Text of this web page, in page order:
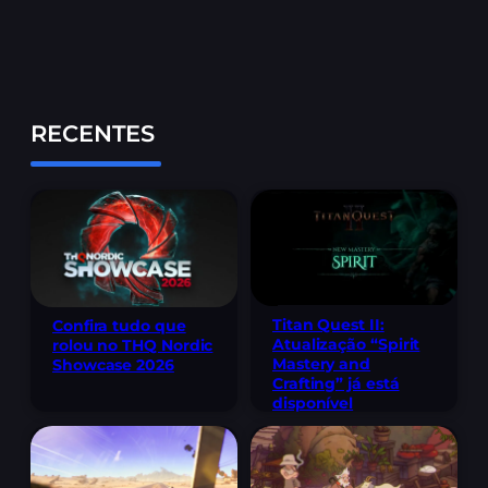
RECENTES
Confira tudo que
rolou no THQ Nordic
Showcase 2026
Titan Quest II:
Atualização “Spirit
Mastery and
Crafting” já está
disponível